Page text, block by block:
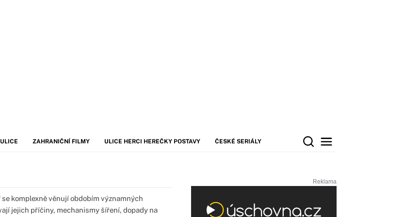
ZAHRANIČNÍ FILMY ULICE HERCI HEREČKY POSTAVY ČESKÉ SERIÁLY
komplexně věnují obdobím významných
jejich příčiny, mechanismy šíření, dopady na